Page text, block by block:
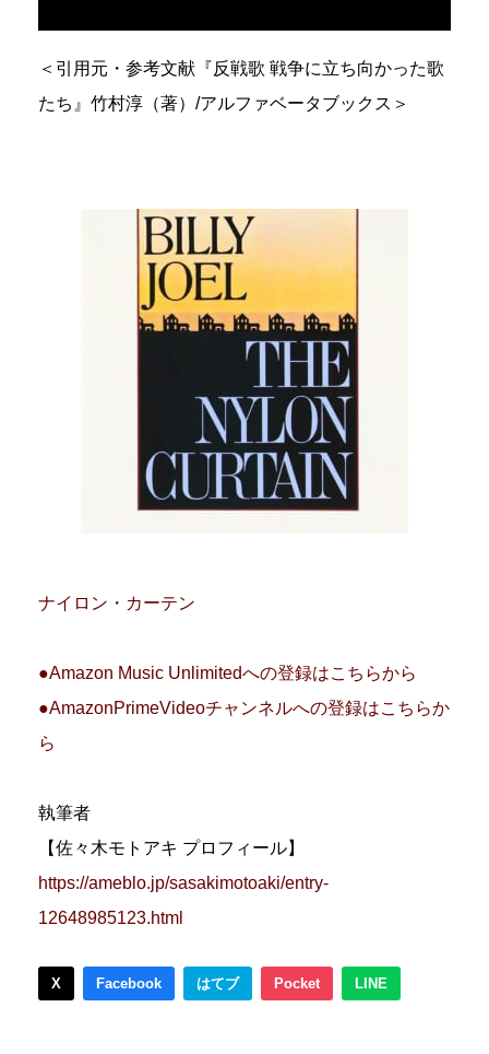
＜引用元・参考文献『反戦歌 戦争に立ち向かった歌
たち』竹村淳（著）/アルファベータブックス＞
ナイロン・カーテン
●Amazon Music Unlimitedへの登録はこちらから
●AmazonPrimeVideoチャンネルへの登録はこちらか
ら
執筆者
【佐々木モトアキ プロフィール】
https://ameblo.jp/sasakimotoaki/entry-
12648985123.html
X Facebook はてブ Pocket LINE